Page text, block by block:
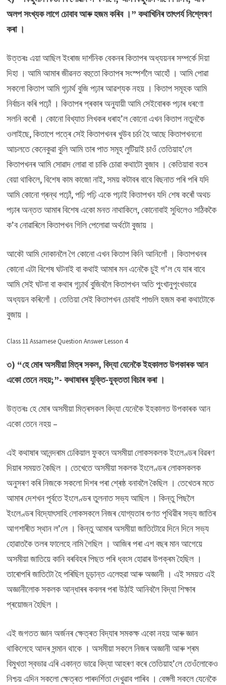
অলপ সংখ্যক লাগে চোবাব আৰু হজম কৰিব ।” কথাখিনিৰ তাৎপৰ্য নিশ্লেষণ
কৰা ।
উত্তৰঃ এয়া আছিল ইংৰাজ দাৰ্শনিক বেকনৰ কিতাপৰ অধ্যয়নৰ সম্পৰ্কে দিয়া
দিহা । আমি আমাৰ জীৱনত বহুতো কিতাপৰ সংস্পৰ্শলৈ আহোঁ । আমি পোৱা
সকলো কিতাপ আমি গূঢ়াৰ্থ বুজি পঢ়াৰ আৱশ্যক নহয় । কিতাপ সমূহক আমি
নিৰ্বাচন কৰি পঢ়োঁ । কিতাপৰ প্ৰকাৰ অনুযায়ী আমি সেইবোৰক পঢ়াৰ ধৰণো
সলনি কৰোঁ । কোনো বিখ্যাত লিখকৰ ধৰাহ’ল কোনো এখন কিতাপ নতুনকৈ
ওলাইছে, কিতাপে পত্ৰে সেই কিতাপখনৰ খুউব চৰ্চা হৈ আছে কিতাপখননো
আচলতে কেনেকুৱা বুলি আমি তাৰ পাত সমূহ লুটিয়াই চাওঁ তেতিয়াহ’লে
কিতাপখনৰ আমি সোৱাদ লোৱা বা চাকি চোৱা কথাটো বুজাব । কেতিয়াবা বতৰ
বেয়া থাকিলে, বিশেষ কাম কাজো নাই, সময় কটাবৰ বাবে বিছনাত পৰি পৰি যদি
আমি কোনো গ্ৰন্থ পঢ়োঁ, পঢ়ি পঢ়ি একে পঢ়াই কিতাপখন যদি শেষ কৰোঁ অথচ
পঢ়াৰ অন্তত আমাৰ বিশেষ একো মনত নাথাকিলে, কোনোবাই সুধিলেও সঠিককৈ
ক’ব নোৱাৰিলে কিতাপখন গিলি পেলোৱা অৰ্থটো বুজায় ।
আকৌ আমি দোকানলৈ গৈ কোনো এখন কিতাপ কিনি আনিলোঁ । কিতাপখনৰ
কোনো এটা বিশেষ ঘটনাই বা কথাই আমাৰ মন এনেকৈ চুই গ’ল যে যাৰ বাবে
আমি সেই ঘটনা বা কথাৰ গূঢ়াৰ্থ বুজিবলৈ কিতাপখন অতি পু্ংখানুপূংখভাৱে
অধ্যয়ন কৰিলোঁ । তেতিয়া সেই কিতাপখন চোবাই পাগুলি হজম কৰা কথাটোকে
বুজায় ।
Class 11 Assamese Question Answer Lesson 4
৩) “হে মোৰ অসমীয়া মিত্ৰ সকল, বিদ্যা যেনেকৈ ইহকালত উপকাৰক আন
একো তেনে নহয়;”- কথাষাৰৰ যুক্তি-যুক্ততা বিচাৰ কৰা ।
উত্তৰঃ হে মোৰ অসমীয়া মিত্ৰসকল বিদ্যা যেনেকৈ ইহকালত উপকাৰক আন
একো তেনে নহয় –
এই কথাষাৰ আনন্দৰাম ঢেকিয়াল ফুকনে অসমীয়া লোকসকলক ইংলেণ্ডৰ বিৱৰণ
দিয়াৰ সময়ত কৈছিল । তেখেতে অসমীয়া সকলক ইংলেণ্ডৰ লোকসকলক
অনুসৰণ কৰি নিজকে সকলো দিশৰ পৰা শ্ৰেষ্ঠ বনাবলৈ কৈছিল । তেখেতৰ মতে
আমাৰ দেশখন পূৰ্বতে ইংলেণ্ডৰ তুলনাত সভ্য আছিল । কিন্তু পিছলৈ
ইংলেণ্ডৰ বিদ্যোৎসাহি লোকসকলে নিজৰ যোগ্যতাৰ গুণত পৃথিৱীৰ সভ্য জাতিৰ
আগশাৰীত স্থান ল’লে । কিন্তু আমাৰ অসমীয়া জাতিটোৱে দিনে দিনে সভ্য
হোৱাতকৈ তলৰ ফালেহে নামি গৈছিল । আজিৰ পৰা এশ বছৰ মান আগেয়ে
অসমীয়া জাতিয়ে কানি বৰবিহৰ পিছত পৰি ধ্বংস হোৱাৰ উপক্ৰম হৈছিল ।
তাৰোপৰি জাতিটো হৈ পৰিছিল চূড়ান্ত এলেহুৱা আৰু অজ্ঞানী । এই সময়ত এই
অজ্ঞানীলোক সকলক আন্ধাৰৰ কবলৰ পৰা উঠাই আনিবলৈ বিদ্যা শিক্ষাৰ
প্ৰয়োজন হৈছিল ।
এই জগতত জ্ঞান অৰ্জনৰ ক্ষেত্ৰত বিদ্যাৰ সমকক্ষ একো নহয় আৰু জ্ঞান
থাকিলেহে আদৰ সন্মান থাকে । অসমীয়া সকলে নিজৰ অজ্ঞানী আৰু শ্ৰম
বিমুখতা স্বভাৱ এৰি একান্ত ভাৱে বিদ্যা আহৰণ কৰে তেতিয়াহ’লে তেওঁলোকেও
নিশ্চয় এদিন সকলো ক্ষেত্ৰত পাৰদৰ্শিতা দেখুৱাব পাৰিব । বেঙ্গলী সকলে যেনেকৈ